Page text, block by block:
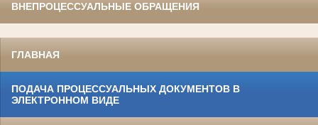
ВНЕПРОЦЕССУАЛЬНЫЕ ОБРАЩЕНИЯ
ГЛАВНАЯ
ПОДАЧА ПРОЦЕССУАЛЬНЫХ ДОКУМЕНТОВ В
ЭЛЕКТРОННОМ ВИДЕ